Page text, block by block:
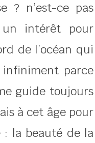
? n’est-ce pas
intérêt pour
de l’océan qui
infiniment parce
guide toujours
à cet âge pour
: la beauté de la